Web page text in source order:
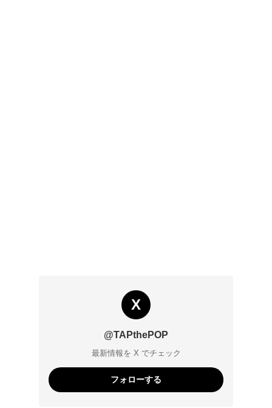
X
@TAPthePOP
最新情報を X でチェック
フォローする